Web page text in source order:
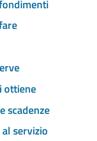
ottiene
scadenze
servizio